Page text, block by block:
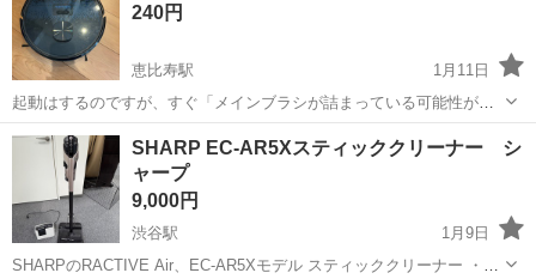
240円
恵比寿駅
1月11日
起動はするのですが、すぐ「メインブラシが詰まっている可能性があ
ります」というメッセージで止まってしまいます。
東京 渋谷区 ロボット掃除機
SHARP EC-AR5Xスティッククリーナー シ
ャープ
9,000円
渋谷駅
1月9日
SHARPのRACTIVE Air、EC-AR5Xモデル スティッククリーナー ・充